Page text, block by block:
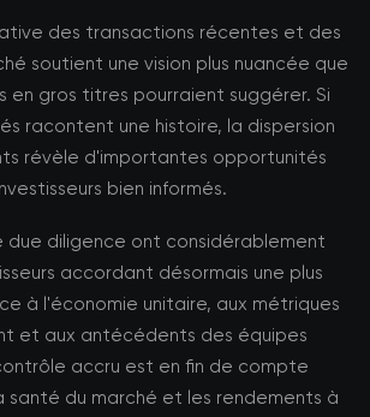
des transactions récentes et des
soutient une vision plus nuancée que
en gros titres pourraient suggérer. Si
racontent une histoire, la dispersion
révèle d'importantes opportunités
bien informés.
due diligence ont considérablement
accordant désormais une plus
à l'économie unitaire, aux métriques
et aux antécédents des équipes
accru est en fin de compte
santé du marché et les rendements à